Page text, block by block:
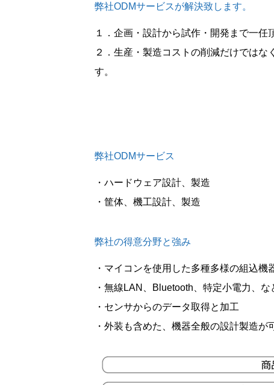
弊社ODMサービスが解決致します。
１．企画・設計から試作・開発まで一任
２．生産・製造コストの削減だけでは
す。
弊社ODMサービス
・ハードウェア設計、製造
・筐体、機工設計、製造
弊社の得意分野と強み
・マイコンを使用した多種多様の組込機
・無線LAN、Bluetooth、特定小電力、
・センサからのデータ取得と加工
・外装も含めた、機器全般の設計製造が